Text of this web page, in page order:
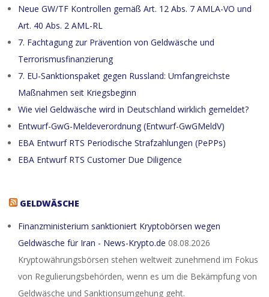
Neue GW/TF Kontrollen gemäß Art. 12 Abs. 7 AMLA-VO und
Art. 40 Abs. 2 AML-RL
7. Fachtagung zur Prävention von Geldwäsche und
Terrorismusfinanzierung
7. EU-Sanktionspaket gegen Russland: Umfangreichste
Maßnahmen seit Kriegsbeginn
Wie viel Geldwäsche wird in Deutschland wirklich gemeldet?
Entwurf-GwG-Meldeverordnung (Entwurf-GwGMeldV)
EBA Entwurf RTS Periodische Strafzahlungen (PePPs)
EBA Entwurf RTS Customer Due Diligence
GELDWÄSCHE
Finanzministerium sanktioniert Kryptobörsen wegen
Geldwäsche für Iran - News-Krypto.de 08.08.2026
Kryptowährungsbörsen stehen weltweit zunehmend im Fokus
von Regulierungsbehörden, wenn es um die Bekämpfung von
Geldwäsche und Sanktionsumgehung geht.